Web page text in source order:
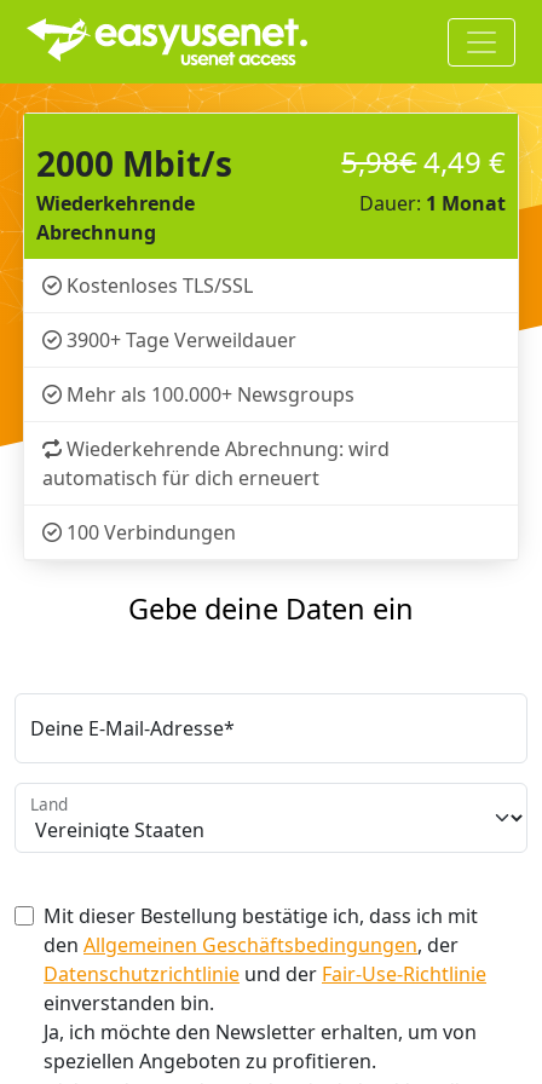
5,98€4,49€
2000 Mbit/s
Wiederkehrende
Abrechnung
Dauer: 1 Monat
Kostenloses TLS/SSL
3900+ Tage Verweildauer
Mehr als 100.000+ Newsgroups
Wiederkehrende Abrechnung: wird
automatisch für dich erneuert
100 Verbindungen
Gebe deine Daten ein
Deine E-Mail-Adresse*
Land
Mit dieser Bestellung bestätige ich, dass ich mit
den Allgemeinen Geschäftsbedingungen, der
Datenschutzrichtlinie und der Fair-Use-Richtlinie
einverstanden bin.
Ja, ich möchte den Newsletter erhalten, um von
speziellen Angeboten zu profitieren.